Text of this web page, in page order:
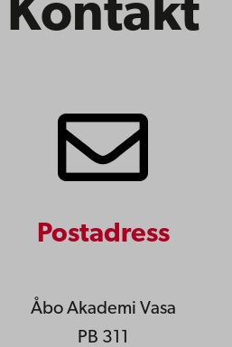
Kontakt
Postadress
Åbo Akademi Vasa
PB 311